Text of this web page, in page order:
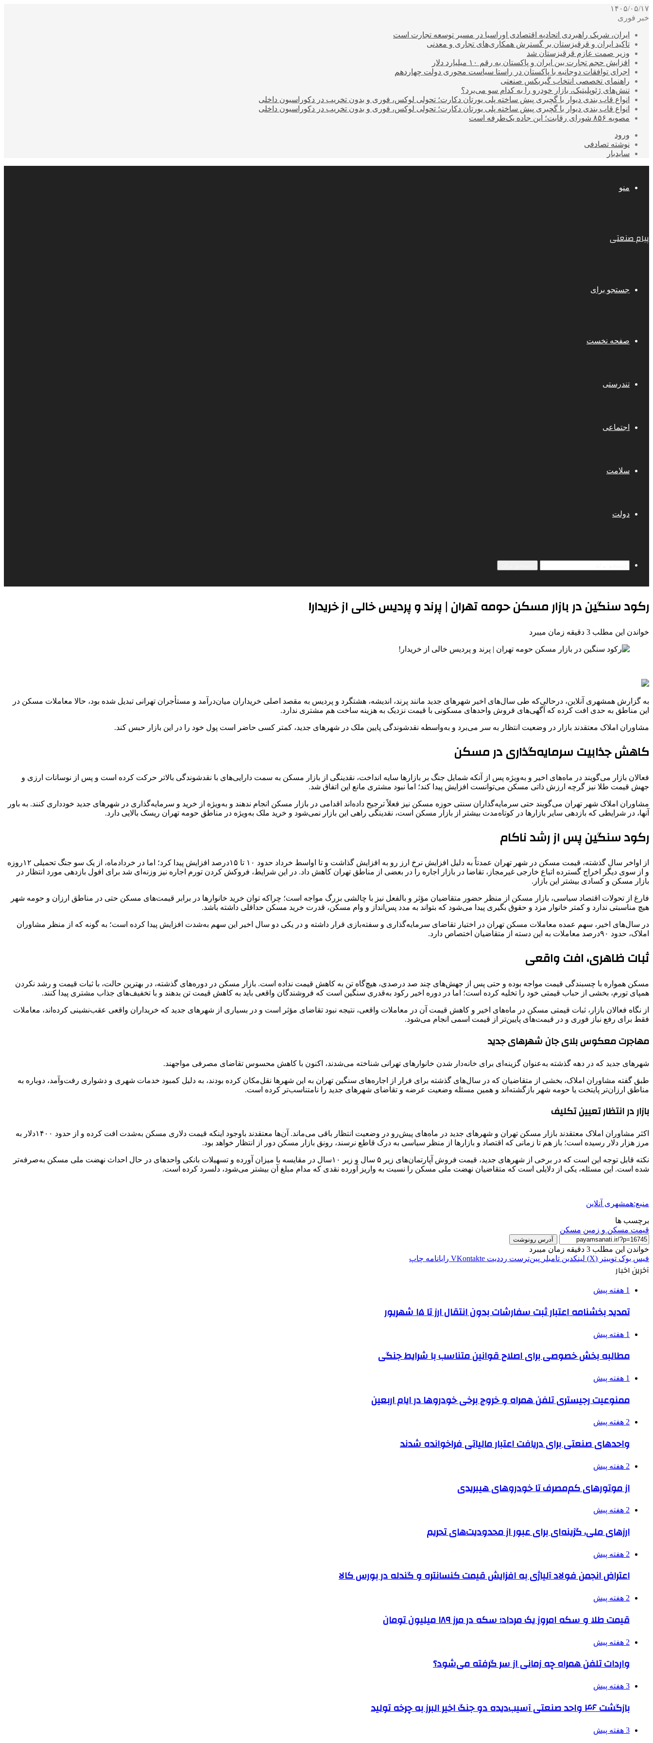
۱۴۰۵/۰۵/۱۷
خبر فوری
ایران، شریک راهبردی اتحادیه اقتصادی اوراسیا در مسیر توسعه تجارت است
تاکید ایران و قرقیزستان بر گسترش همکاری‌های تجاری و معدنی
وزیر صمت عازم قرقیزستان شد
افزایش حجم تجارت بین ایران و پاکستان به رقم ۱۰ میلیارد دلار
اجرای توافقات دوجانبه با پاکستان در راستا سیاست محوری دولت چهاردهم
راهنمای تخصصی انتخاب گیربکس صنعتی
تنش‌های ژئوپلیتیک، بازار خودرو را به کدام سو می‌برد؟
انواع قاب بندی دیوار با گچبری پیش ساخته پلی یورتان دکارت؛ تحولی لوکس، فوری و بدون تخریب در دکوراسیون داخلی
انواع قاب بندی دیوار با گچبری پیش ساخته پلی یورتان دکارت؛ تحولی لوکس، فوری و بدون تخریب در دکوراسیون داخلی
مصوبه ۸۵۶ شورای رقابت؛ این جاده یک‌طرفه است
ورود
نوشته تصادفی
سایدبار
منو
پیام صنعتی
جستجو برای
صفحه نخست
تندرستی
اجتماعی
سلامت
دولت
رکود سنگین در بازار مسکن حومه تهران | پرند و پردیس خالی از خریدار!
خواندن این مطلب 3 دقیقه زمان میبرد
به گزارش همشهری آنلاین، درحالی‌که طی سال‌های اخیر شهرهای جدید مانند پرند، اندیشه، هشتگرد و پردیس به مقصد اصلی خریداران میان‌درآمد و مستأجران تهرانی تبدیل شده بود، حالا معاملات مسکن در
این مناطق به حدی افت کرده که آگهی‌های فروش واحدهای مسکونی با قیمت نزدیک به هزینه ساخت هم مشتری ندارد.
مشاوران املاک معتقدند بازار در وضعیت انتظار به سر می‌برد و به‌واسطه نقدشوندگی پایین ملک در شهرهای جدید، کمتر کسی حاضر است پول خود را در این بازار حبس کند.
کاهش جذابیت سرمایه‌گذاری در مسکن
فعالان بازار می‌گویند در ماه‌های اخیر و به‌ویژه پس از آنکه شمایل جنگ بر بازارها سایه انداخت، نقدینگی از بازار مسکن به سمت دارایی‌های با نقدشوندگی بالاتر حرکت کرده است و پس از نوسانات ارزی و
جهش قیمت طلا نیز گرچه ارزش ذاتی مسکن می‌توانست افزایش پیدا کند؛ اما نبود مشتری مانع این اتفاق شد.
مشاوران املاک شهر تهران می‌گویند حتی سرمایه‌گذاران سنتی حوزه مسکن نیز فعلاً ترجیح داده‌اند اقدامی در بازار مسکن انجام ندهند و به‌ویژه از خرید و سرمایه‌گذاری در شهرهای جدید خودداری کنند. به باور
آنها، در شرایطی که بازدهی سایر بازارها در کوتاه‌مدت بیشتر از بازار مسکن است، نقدینگی راهی این بازار نمی‌شود و خرید ملک به‌ویژه در مناطق حومه تهران ریسک بالایی دارد.
رکود سنگین پس از رشد ناکام
از اواخر سال گذشته، قیمت مسکن در شهر تهران عمدتاً به دلیل افزایش نرخ ارز رو به افزایش گذاشت و تا اواسط خرداد حدود ۱۰ تا ۱۵درصد افزایش پیدا کرد؛ اما در خردادماه، از یک سو جنگ تحمیلی ۱۲روزه
و از سوی دیگر اخراج گسترده اتباع خارجی غیرمجاز، تقاضا در بازار اجاره را در بعضی از مناطق تهران کاهش داد. در این شرایط، فروکش کردن تورم اجاره نیز وزنه‌ای شد برای افول بازدهی مورد انتظار در
بازار مسکن و کسادی بیشتر این بازار.
فارغ از تحولات اقتصاد سیاسی، بازار مسکن از منظر حضور متقاضیان مؤثر و بالفعل نیز با چالشی بزرگ مواجه است؛ چراکه توان خرید خانوارها در برابر قیمت‌های مسکن حتی در مناطق ارزان و حومه شهر
هیچ مناسبتی ندارد و کمتر خانوار مزد و حقوق‌ بگیری پیدا می‌شود که بتواند به مدد پس‌انداز و وام مسکن، قدرت خرید مسکن حداقلی داشته باشد.
در سال‌های اخیر، سهم عمده معاملات مسکن تهران در اختیار تقاضای سرمایه‌گذاری و سفته‌بازی قرار داشته و در یکی دو سال اخیر این سهم به‌شدت افزایش پیدا کرده است؛ به گونه که از منظر مشاوران
املاک، حدود ۹۰درصد معاملات به این دسته از متقاضیان اختصاص دارد.
ثبات ظاهری، افت واقعی
مسکن همواره با چسبندگی قیمت مواجه بوده و حتی پس از جهش‌های چند صد درصدی، هیچ‌گاه تن به کاهش قیمت نداده است. بازار مسکن در دوره‌های گذشته، در بهترین حالت، با ثبات قیمت و رشد نکردن
همپای تورم، بخشی از حباب قیمتی خود را تخلیه کرده است؛ اما در دوره اخیر رکود به‌قدری سنگین است که فروشندگان واقعی باید به کاهش قیمت تن بدهند و با تخفیف‌های جذاب مشتری پیدا کنند.
از نگاه فعالان بازار، ثبات قیمتی مسکن در ماه‌های اخیر و کاهش قیمت آن در معاملات واقعی، نتیجه نبود تقاضای مؤثر است و در بسیاری از شهرهای جدید که خریداران واقعی عقب‌نشینی کرده‌اند، معاملات
فقط برای رفع نیاز فوری و در قیمت‌های پایین‌تر از قیمت اسمی انجام می‌شود.
مهاجرت معکوس بلای جان شهرهای جدید
شهرهای جدید که در دهه گذشته به‌عنوان گزینه‌ای برای خانه‌دار شدن خانوارهای تهرانی شناخته می‌شدند، اکنون با کاهش محسوس تقاضای مصرفی مواجهند.
طبق گفته مشاوران املاک، بخشی از متقاضیان که در سال‌های گذشته برای فرار از اجاره‌های سنگین تهران به این شهرها نقل‌مکان کرده بودند، به دلیل کمبود خدمات شهری و دشواری رفت‌وآمد، دوباره به
مناطق ارزان‌تر پایتخت یا حومه شهر بازگشته‌اند و همین مسئله وضعیت عرضه و تقاضای شهرهای جدید را نامتناسب‌تر کرده است.
بازار در انتظار تعیین تکلیف
اکثر مشاوران املاک معتقدند بازار مسکن تهران و شهرهای جدید در ماه‌های پیش‌رو در وضعیت انتظار باقی می‌ماند. آن‌ها معتقدند باوجود اینکه قیمت دلاری مسکن به‌شدت افت کرده و از حدود ۱۴۰۰دلار به
مرز هزار دلار رسیده است؛ باز هم تا زمانی که اقتصاد و بازارها از منظر سیاسی به درک قاطع نرسند، رونق بازار مسکن دور از انتظار خواهد بود.
نکته قابل توجه این است که در برخی از شهرهای جدید، قیمت فروش آپارتمان‌های زیر ۵ سال و زیر ۱۰سال در مقایسه با میزان آورده و تسهیلات بانکی واحدهای در حال احداث نهضت ملی مسکن به‌صرفه‌تر
شده است. این مسئله، یکی از دلایلی است که متقاضیان نهضت ملی مسکن را نسبت به واریز آورده نقدی که مدام مبلغ آن بیشتر می‌شود، دلسرد کرده است.
منبع:همشهری آنلاین
برچسب ها
قیمت مسکن و زمین مسکن
آدرس رونوشت
خواندن این مطلب 3 دقیقه زمان میبرد
فیس بوک توییتر (X) لینکدین ‫تامبلر ‫پین‌ترست ‫رددیت ‫VKontakte رایانامه چاپ
آخرین اخبار
1 هفته پیش
تمدید بخشنامه اعتبار ثبت سفارشات بدون انتقال ارز تا ۱۵ شهریور
1 هفته پیش
مطالبه بخش خصوصی برای اصلاح قوانین متناسب با شرایط جنگی
1 هفته پیش
ممنوعیت رجیستری تلفن همراه و خروج برخی خودروها در ایام اربعین
2 هفته پیش
واحدهای صنعتی برای دریافت اعتبار مالیاتی فراخوانده شدند
2 هفته پیش
از موتورهای کم‌مصرف تا خودروهای هیبریدی
2 هفته پیش
ارزهای ملی، گزینه‌ای برای عبور از محدودیت‌های تحریم
2 هفته پیش
اعتراض انجمن فولاد آلیاژی به افزایش قیمت کنسانتره و گندله در بورس کالا
2 هفته پیش
قیمت طلا و سکه امروز یک مرداد؛ سکه در مرز ۱۸۹ میلیون تومان
2 هفته پیش
واردات تلفن همراه چه زمانی از سر گرفته می‌شود؟
3 هفته پیش
بازگشت ۴۶ واحد صنعتی آسیب‌دیده دو جنگ اخیر البرز به چرخه تولید
3 هفته پیش